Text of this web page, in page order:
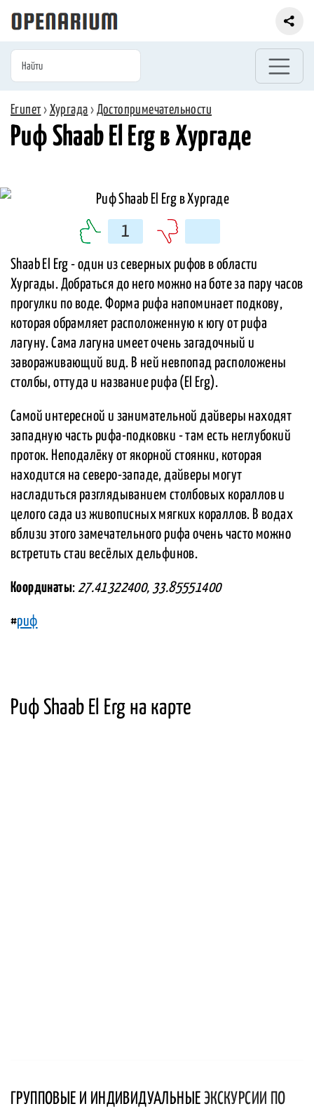
Египет› Хургада › Достопримечательности
Риф Shaab El Erg в Хургаде
1
Shaab El Erg - один из северных рифов в области
Хургады. Добраться до него можно на боте за пару часов
прогулки по воде. Форма рифа напоминает подкову,
которая обрамляет расположенную к югу от рифа
лагуну. Сама лагуна имеет очень загадочный и
завораживающий вид. В ней невпопад расположены
столбы, оттуда и название рифа (El Erg).
Самой интересной и занимательной дайверы находят
западную часть рифа-подковки - там есть неглубокий
проток. Неподалёку от якорной стоянки, которая
находится на северо-западе, дайверы могут
насладиться разглядыванием столбовых кораллов и
целого сада из живописных мягких кораллов. В водах
вблизи этого замечательного рифа очень часто можно
встретить стаи весёлых дельфинов.
Координаты: 27.41322400, 33.85551400
#риф
Риф Shaab El Erg на карте
ГРУППОВЫЕ И ИНДИВИДУАЛЬНЫЕ ЭКСКУРСИИ ПО